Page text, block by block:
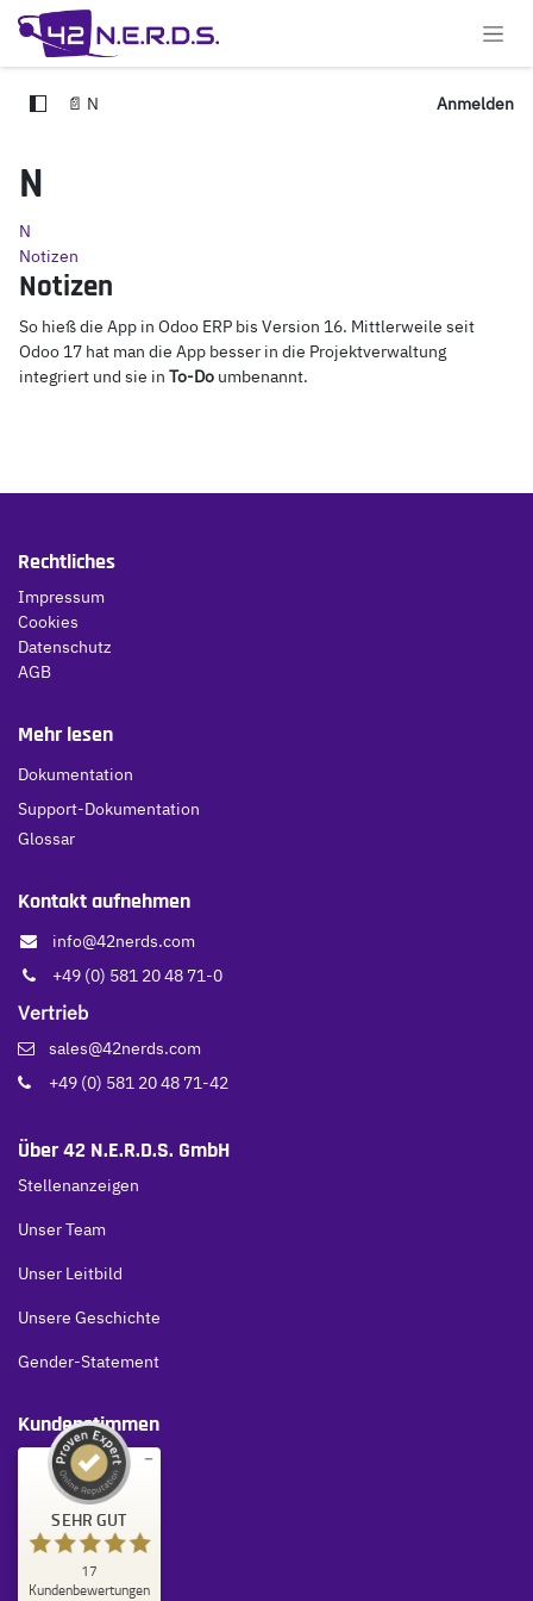
Zum Inhalt springen
📄 N Anmelden
N
N
Notizen
Notizen
So hieß die App in Odoo ERP bis Version 16. Mittlerweile seit
Odoo 17 hat man die App besser in die Projektverwaltung
integriert und sie in To-Do umbenannt.
Rechtliches
Impressum
Cookies
Datenschutz
AGB
Mehr lesen
Dokumentation
Support-Dokumentation
Glossar
Kontakt aufnehmen
info@42nerds.com
+49 (0) 581 20 48 71-0
Vertrieb
sales@42nerds.com
+49 (0) 581 20 48 71-42
Über 42 N.E.R.D.S. GmbH
Stellenanzeigen
Unser Team
Unser Leitbild
Unsere Geschichte
Gender-Statement
Kundenstimmen
SEHR GUT
17
Kundenbewertungen
Kundenbewertungen und Erfahrungen zu
SEHR GUT